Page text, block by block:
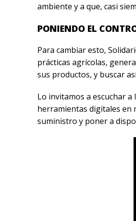
ambiente y a que, casi
PONIENDO EL
Para cambiar esto,
prácticas agrícolas,
sus productos, y buscar
Lo invitamos a escuchar
herramientas digitales en
suministro y poner a